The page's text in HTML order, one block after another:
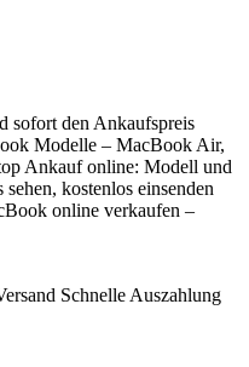
sofort den Ankaufspreis
Modelle – MacBook Air,
Ankauf online: Modell und
kostenlos einsenden
online verkaufen –
Schnelle Auszahlung